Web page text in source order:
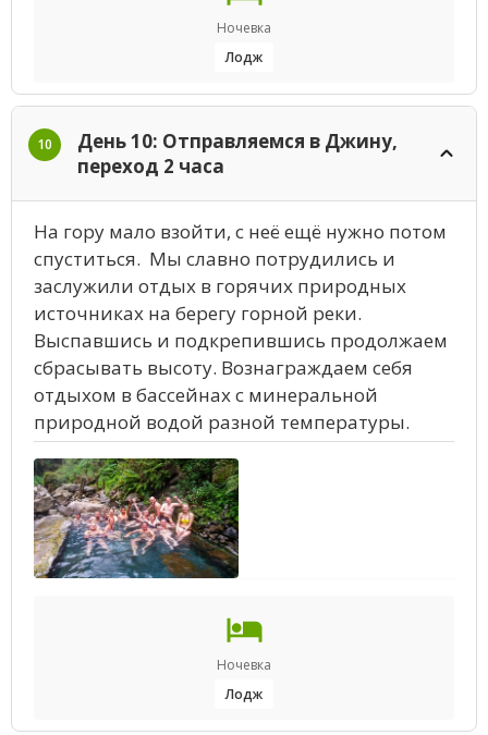
Ночевка
Лодж
10
День 10: Отправляемся в Джину,
переход 2 часа
На гору мало взойти, с неё ещё нужно потом
спуститься. Мы славно потрудились и
заслужили отдых в горячих природных
источниках на берегу горной реки.
Выспавшись и подкрепившись продолжаем
сбрасывать высоту. Вознаграждаем себя
отдыхом в бассейнах с минеральной
природной водой разной температуры.
Ночевка
Лодж